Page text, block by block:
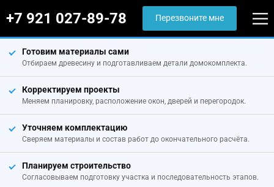
+7 921 027-89-78 Перезвоните мне
Готовим материалы сами
Отбираем древесину и подготавливаем детали домокомплекта.
Корректируем проекты
Меняем планировку, расположение окон, дверей и перегородок.
Уточняем комплектацию
Сверяем материалы и состав работ до окончательного расчёта.
Планируем строительство
Согласовываем подготовку участка и последовательность этапов.